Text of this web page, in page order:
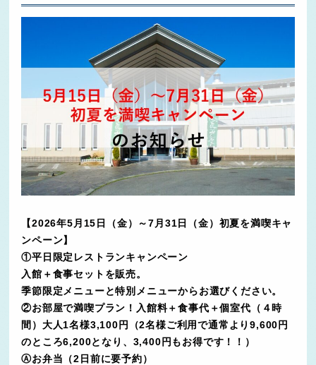
【2026年5月15日（金）～7月31日（金）初夏を満喫キャ
ンペーン】
①平日限定レストランキャンペーン
入館＋食事セットを販売。
季節限定メニューと特別メニューからお選びください。
②お部屋で満喫プラン！入館料＋食事代＋個室代（４時
間）大人1名様3,100円（2名様ご利用で通常より9,600円
のところ6,200となり、3,400円もお得です！！）
Ⓐお弁当（2日前に要予約）